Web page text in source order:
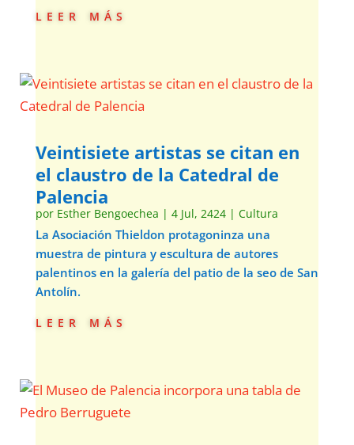
leer más
Veintisiete artistas se citan en
el claustro de la Catedral de
Palencia
por Esther Bengoechea | 4 Jul, 2424| Cultura
La Asociación Thieldon protagoninza una
muestra de pintura y escultura de autores
palentinos en la galería del patio de la seo de San
Antolín.
leer más